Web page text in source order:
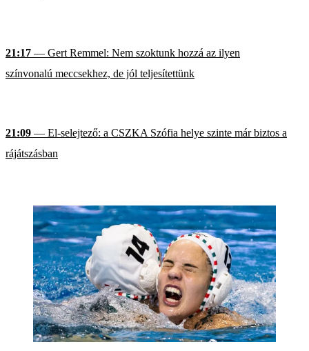
21:17 — Gert Remmel: Nem szoktunk hozzá az ilyen
színvonalú meccsekhez, de jól teljesítettünk
21:09 — El-selejtező: a CSZKA Szófia helye szinte már biztos a
rájátszásban